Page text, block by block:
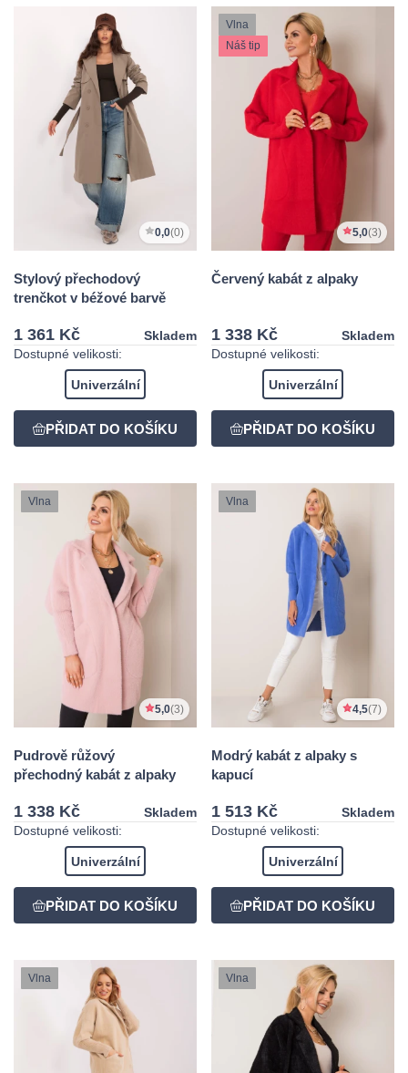
0,0(0)
Stylový přechodový
trenčkot v béžové barvě
1 361 Kč
Skladem
Dostupné velikosti:
Univerzální
Vlna
Náš tip
5,0(3)
Červený kabát z alpaky
1 338 Kč
Skladem
Dostupné velikosti:
Univerzální
Vlna
5,0(3)
Pudrově růžový
přechodný kabát z alpaky
1 338 Kč
Skladem
Dostupné velikosti:
Univerzální
Vlna
4,5(7)
Modrý kabát z alpaky s
kapucí
1 513 Kč
Skladem
Dostupné velikosti:
Univerzální
Vlna Vlna